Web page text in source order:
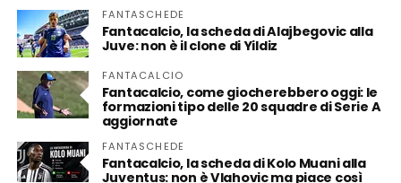
FANTASCHEDE
Fantacalcio, la scheda di Alajbegovic alla
Juve: non è il clone di Yildiz
FANTACALCIO
Fantacalcio, come giocherebbero oggi: le
formazioni tipo delle 20 squadre di Serie A
aggiornate
FANTASCHEDE
Fantacalcio, la scheda di Kolo Muani alla
Juventus: non è Vlahovic ma piace così